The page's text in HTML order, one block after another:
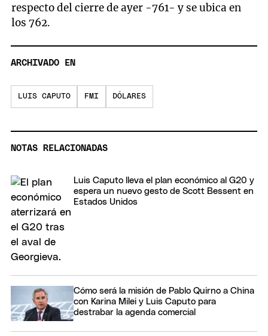
respecto del cierre de ayer -761- y se ubica en
los 762.
ARCHIVADO EN
LUIS CAPUTO FMI DÓLARES
NOTAS RELACIONADAS
Luis Caputo lleva el plan económico al G20 y
espera un nuevo gesto de Scott Bessent en
Estados Unidos
Cómo será la misión de Pablo Quirno a China
con Karina Milei y Luis Caputo para
destrabar la agenda comercial